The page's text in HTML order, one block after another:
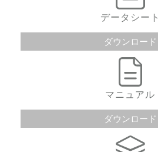
データシート
ダウンロード
マニュアル
ダウンロード